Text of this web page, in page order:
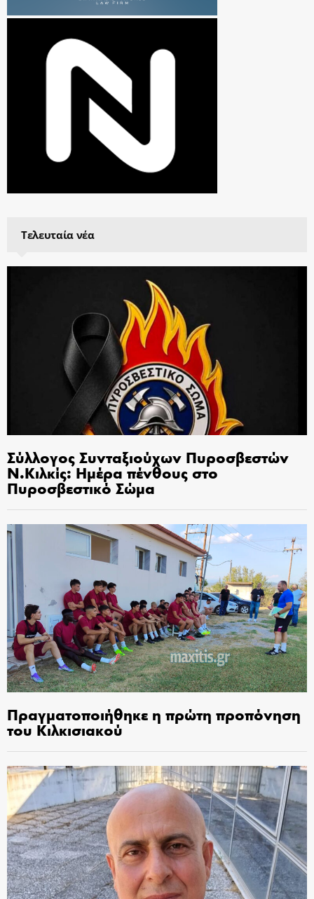
Τελευταία νέα
Σύλλογος Συνταξιούχων Πυροσβεστών
Ν.Κιλκίς: Ημέρα πένθους στο
Πυροσβεστικό Σώμα
Πραγματοποιήθηκε η πρώτη προπόνηση
του Κιλκισιακού